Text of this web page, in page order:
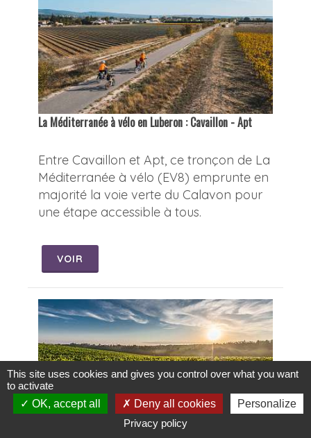
La Méditerranée à vélo en Luberon : Cavaillon - Apt
Entre Cavaillon et Apt, ce tronçon de La
Méditerranée à vélo (EV8) emprunte en
majorité la voie verte du Calavon pour
une étape accessible à tous.
VOIR
Parcours vélo Luberon n°2 : Cavaillon - Gordes -
This site uses cookies and gives you control over what you want
to activate
OK, accept all
Deny all cookies
Personalize
Privacy policy